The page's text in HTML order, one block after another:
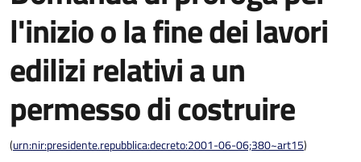
l'inizio o la fine dei lavori
edilizi relativi a un
permesso di costruire
(urn:nir:presidente.repubblica:decreto:2001-06-06;380~art15)